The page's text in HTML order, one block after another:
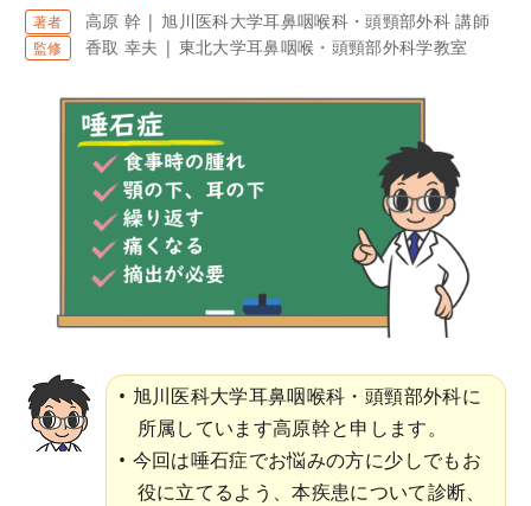
著者
高原 幹 | 旭川医科大学耳鼻咽喉科・頭頸部外科 講師
監修 香取 幸夫 | 東北大学耳鼻咽喉・頭頸部外科学教室
旭川医科大学耳鼻咽喉科・頭頸部外科に
所属しています高原幹と申します。
今回は唾石症でお悩みの方に少しでもお
役に立てるよう、本疾患について診断、